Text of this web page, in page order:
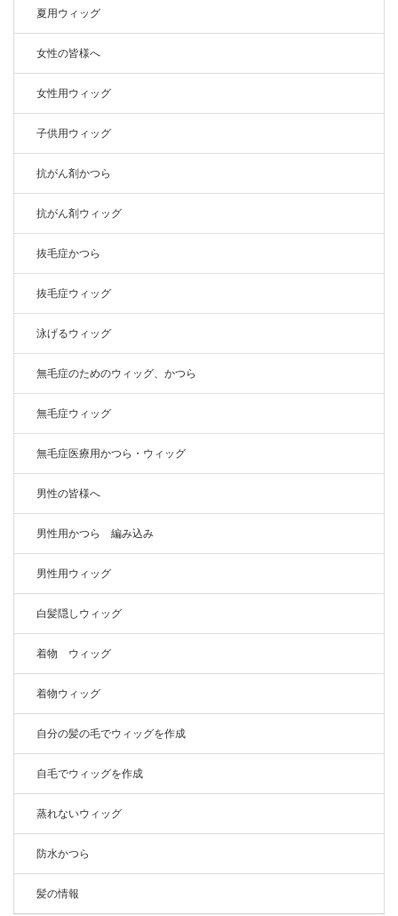
夏用ウィッグ
女性の皆様へ
女性用ウィッグ
子供用ウィッグ
抗がん剤かつら
抗がん剤ウィッグ
抜毛症かつら
抜毛症ウィッグ
泳げるウィッグ
無毛症のためのウィッグ、かつら
無毛症ウィッグ
無毛症医療用かつら・ウィッグ
男性の皆様へ
男性用かつら 編み込み
男性用ウィッグ
白髪隠しウィッグ
着物 ウィッグ
着物ウィッグ
自分の髪の毛でウィッグを作成
自毛でウィッグを作成
蒸れないウィッグ
防水かつら
髪の情報